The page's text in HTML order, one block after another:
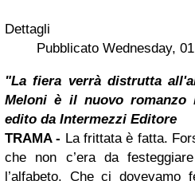
Dettagli
Pubblicato Wednesday,
"La fiera verrà distrutta
Meloni è il nuovo romanzo
edito da Intermezzi Editore
TRAMA - La frittata è fatta.
che non c’era da
l’alfabeto. Che ci dovevamo